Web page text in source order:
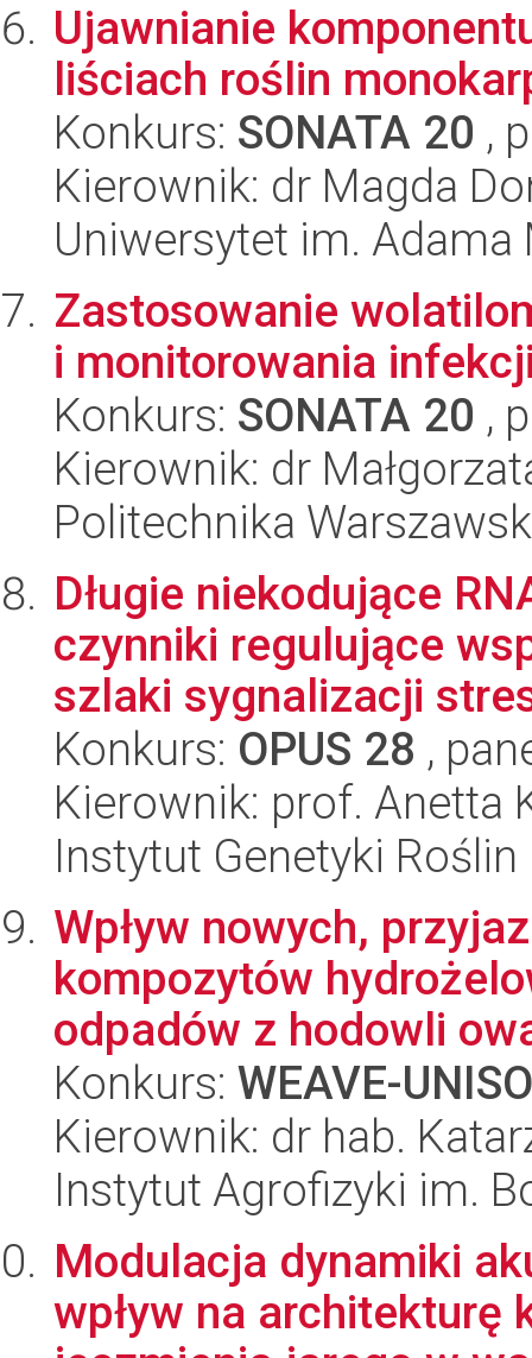
Ujawnianie
liściach roślin
Konkurs: SONATA 20 ,
Kierownik: dr Magda
Uniwersytet im.
Zastosowanie
i monitorowania
Konkurs: SONATA 20 ,
Kierownik: dr
Politechnika
Długie niekodujące
czynniki regulujące
szlaki sygnalizacji
Konkurs: OPUS 28 ,
Kierownik: prof. Anetta
Instytut Genetyki Roślin
Wpływ nowych,
kompozytów
odpadów z hodowli
Konkurs: WEAVE-
Kierownik: dr hab.
Instytut Agrofizyki im.
Modulacja dynamiki
wpływ na architekturę